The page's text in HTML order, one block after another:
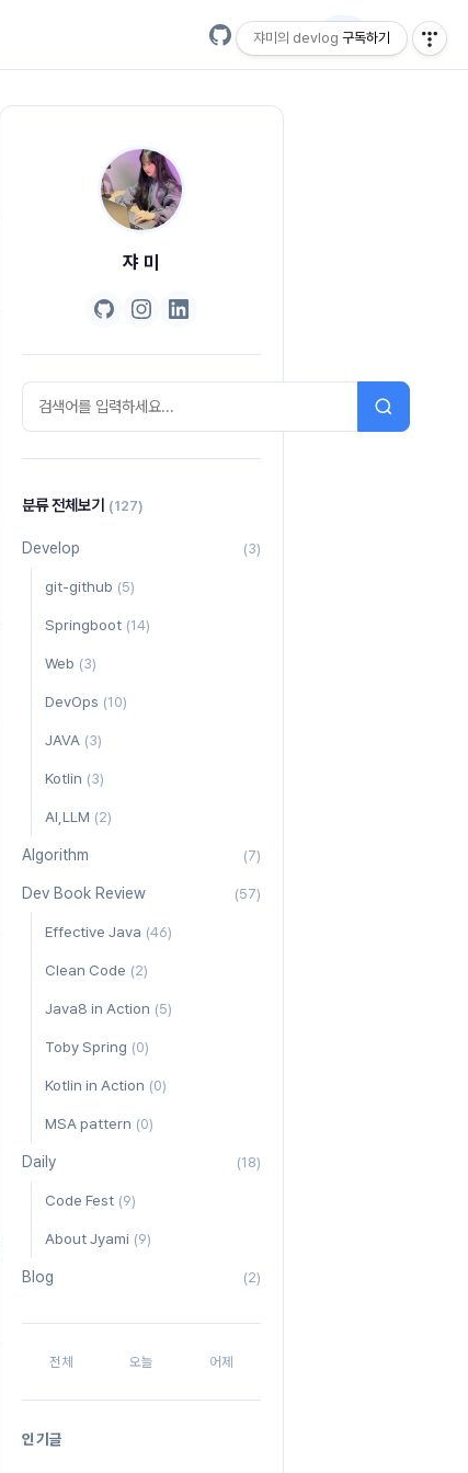
EN
쟈 미
분류 전체보기 (127)
Develop (3)
git-github (5)
Springboot (14)
Web (3)
DevOps (10)
JAVA (3)
Kotlin (3)
AI,LLM (2)
Algorithm (7)
Dev Book Review (57)
Effective Java (46)
Clean Code (2)
Java8 in Action (5)
Toby Spring (0)
Kotlin in Action (0)
MSA pattern (0)
Daily (18)
Code Fest (9)
About Jyami (9)
Blog (2)
전체 오늘 어제
쟈미의 devlog 구독하기